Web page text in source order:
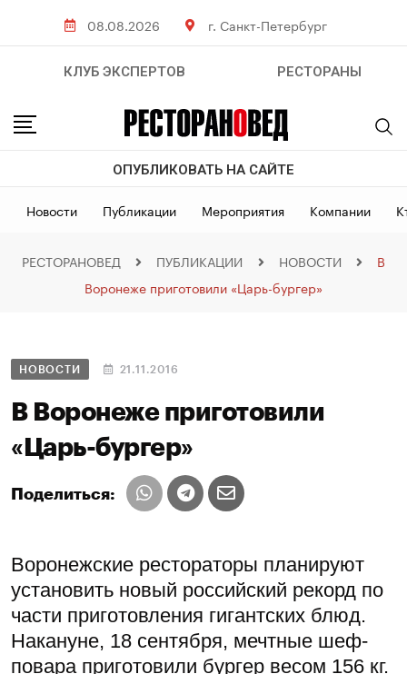
08.08.2026 г. Санкт-Петербург
КЛУБ ЭКСПЕРТОВ РЕСТОРАНЫ
ОПУБЛИКОВАТЬ НА САЙТЕ
Новости Публикации Мероприятия Компании
РЕСТОРАНОВЕД ПУБЛИКАЦИИ НОВОСТИ
В
Воронеже приготовили «Царь-бургер»
НОВОСТИ 21.11.2016
В Воронеже приготовили
«Царь-бургер»
Поделиться:
Воронежские рестораторы планируют
установить новый российский рекорд по
части приготовления гигантских блюд.
Накануне, 18 сентября, мечтные шеф-
повара приготовили бургер весом 156 кг.